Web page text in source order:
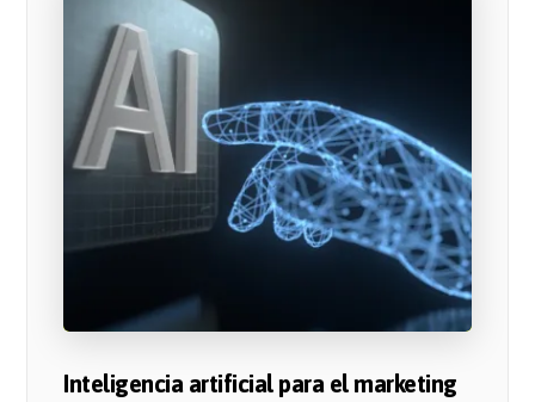
Inteligencia artificial para el marketing